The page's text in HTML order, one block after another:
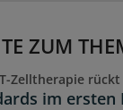
ZUM
Zelltherapie
im ersten